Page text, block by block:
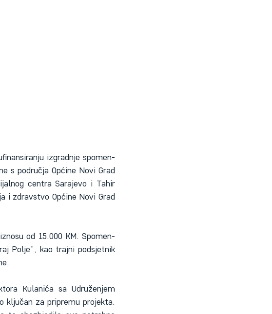
izgradnje spomen-
s područja Općine Novi Grad
centra Sarajevo i Tahir
i zdravstvo Općine Novi Grad
od 15.000 KM. Spomen-
Polje“, kao trajni podsjetnik
Kulanića sa Udruženjem
ključan za pripremu projekta.